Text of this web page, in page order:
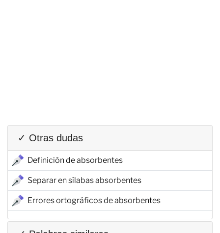
✓ Otras dudas
Definición de absorbentes
Separar en sílabas absorbentes
Errores ortográficos de absorbentes